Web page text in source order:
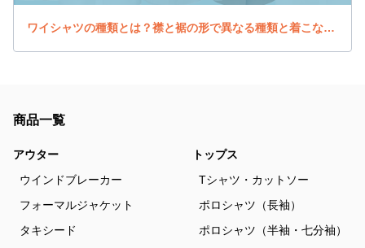
ワイシャツの種類とは？襟と裾の形で異なる種類と着こなしを解説
商品一覧
アウター
ウインドブレーカー
フォーマルジャケット
タキシード
トップス
Tシャツ・カットソー
ポロシャツ（長袖）
ポロシャツ（半袖・七分袖）